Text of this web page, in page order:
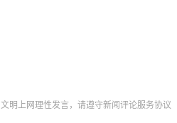
文明上网理性发言，请遵守新闻评论服务协议